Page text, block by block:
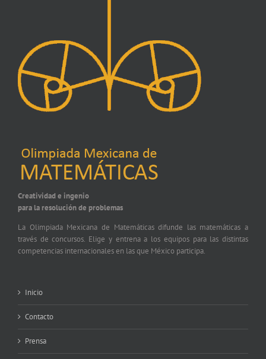
Creatividad e ingenio
para la resolución de problemas
La Olimpiada Mexicana de Matemáticas difunde las matemáticas a
través de concursos. Elige y entrena a los equipos para las distintas
competencias internacionales en las que México participa.
Inicio
Contacto
Prensa